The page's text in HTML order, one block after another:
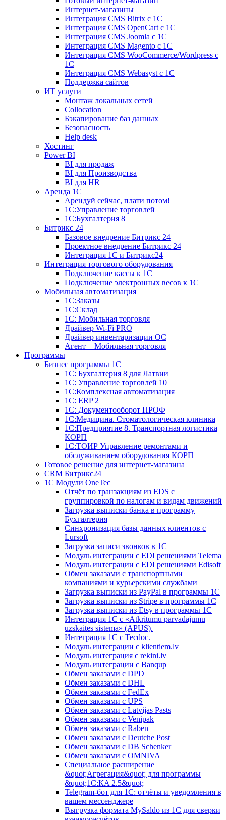
Интернет-магазины
Интеграция CMS Bitrix с 1С
Интеграция CMS OpenCart с 1С
Интеграция CMS Joomla с 1С
Интеграция CMS Magento с 1С
Интеграция CMS WooCommerce/Wordpress с
1С
Интеграция CMS Webasyst с 1С
Поддержка сайтов
ИТ услуги
Монтаж локальных сетей
Collocation
Бэкапирование баз данных
Безопасность
Help desk
Хостинг
Power BI
BI для продаж
BI для Производства
BI для HR
Аренда 1C
Арендуй сейчас, плати потом!
1С:Управление торговлей
1С:Бухгалтерия 8
Битрикс 24
Базовое внедрение Битрикс 24
Проектное внедрение Битрикс 24
Интеграция 1С и Битрикс24
Интеграция торгового оборудования
Подключение кассы к 1С
Подключение электронных весов к 1С
Мобильная автоматизация
1С:Заказы
1С:Склад
1С: Мобильная торговля
Драйвер Wi-Fi PRO
Драйвер инвентаризации ОС
Агент + Мобильная торговля
Программы
Бизнес программы 1С
1С: Бухгалтерия 8 для Латвии
1С: Управление торговлей 10
1C:Комплексная автоматизация
1С: ERP 2
1С: Документооборот ПРОФ
1С:Медицина. Стоматологическая клиника
1С:Предприятие 8. Транспортная логистика
КОРП
1С:ТОИР Управление ремонтами и
обслуживанием оборудования КОРП
Готовое решение для интернет-магазина
CRM Битрикс24
1C Модули OneTec
Отчёт по транзакциям из EDS с
группировкой по налогам и видам движений
Загрузка выписки банка в программу
Бухгалтерия
Синхронизация базы данных клиентов с
Lursoft
Загрузка записи звонков в 1С
Модуль интеграции с EDI решениями Telema
Модуль интеграции с EDI решениями Edisoft
Обмен заказами с транспортными
компаниями и курьерскими службами
Загрузка выписки из PayPal в программы 1C
Загрузка выписки из Stripe в программы 1C
Загрузка выписки из Etsy в программы 1C
Интеграция 1С с «Atkritumu pārvadājumu
uzskaites sistēma» (APUS).
Интеграция 1С с Tecdoc.
Модуль интеграции с klientiem.lv
Модуль интеграция с rekini.lv
Модуль интеграции с Banqup
Обмен заказами с DPD
Обмен заказами с DHL
Обмен заказами с FedEx
Обмен заказами с UPS
Обмен заказами с Latvijas Pasts
Обмен заказами с Venipak
Обмен заказами с Raben
Обмен заказами с Deutche Post
Обмен заказами с DB Schenker
Обмен заказами с OMNIVA
Специальное расширение
&quot;Агрегация&quot; для программы
&quot;1С:КA 2.5&quot;
Telegram-бот для 1С: отчёты и уведомления в
вашем мессенджере
Выгрузка формата MySaldo из 1C для сверки